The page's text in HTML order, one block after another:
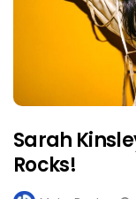
Sarah
Rocks!